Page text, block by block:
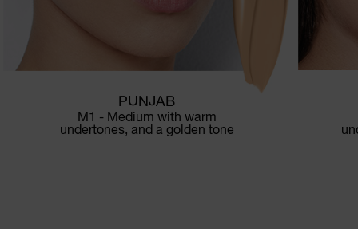
PUNJAB
M1 - Medium with warm
undertones, and a golden tone